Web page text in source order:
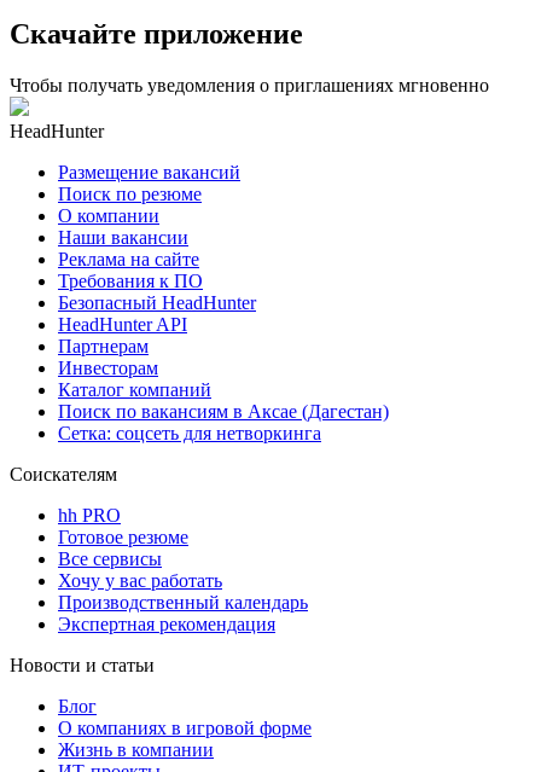
Скачайте приложение
Чтобы получать уведомления о приглашениях мгновенно
HeadHunter
Размещение вакансий
Поиск по резюме
О компании
Наши вакансии
Реклама на сайте
Требования к ПО
Безопасный HeadHunter
HeadHunter API
Партнерам
Инвесторам
Каталог компаний
Поиск по вакансиям в Аксае (Дагестан)
Сетка: соцсеть для нетворкинга
Соискателям
hh PRO
Готовое резюме
Все сервисы
Хочу у вас работать
Производственный календарь
Экспертная рекомендация
Новости и статьи
Блог
О компаниях в игровой форме
Жизнь в компании